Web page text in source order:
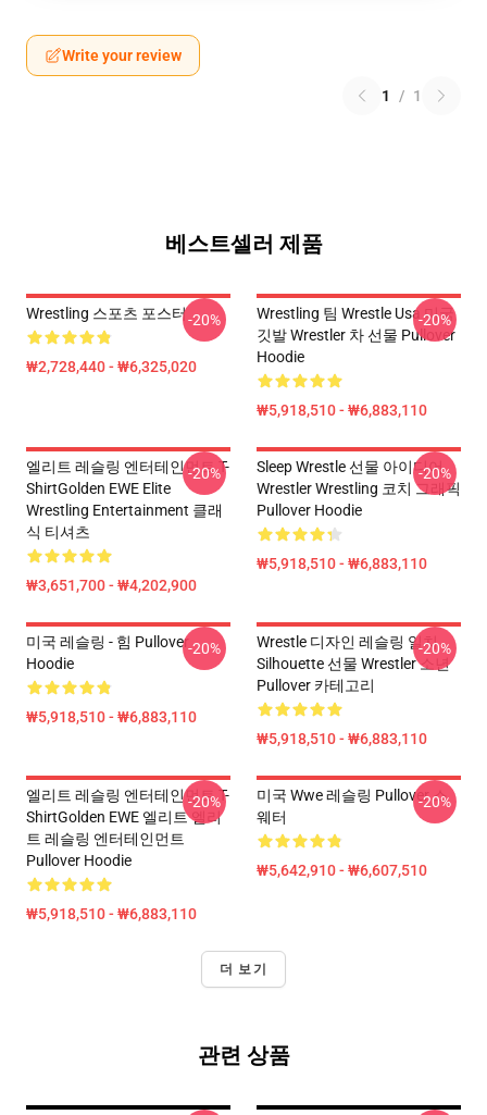
Write your review
1 / 1
베스트셀러 제품
Wrestling 스포츠 포스터
₩2,728,440 - ₩6,325,020
-20%
Wrestling 팀 Wrestle Usa 미국
깃발 Wrestler 차 선물 Pullover
Hoodie
₩5,918,510 - ₩6,883,110
-20%
엘리트 레슬링 엔터테인먼트 T-
ShirtGolden EWE Elite
Wrestling Entertainment 클래
식 티셔츠
₩3,651,700 - ₩4,202,900
-20%
Sleep Wrestle 선물 아이디어
Wrestler Wrestling 코치 그래픽
Pullover Hoodie
₩5,918,510 - ₩6,883,110
-20%
미국 레슬링 - 힘 Pullover
Hoodie
₩5,918,510 - ₩6,883,110
-20%
Wrestle 디자인 레슬링 일치
Silhouette 선물 Wrestler 소년
Pullover 카테고리
₩5,918,510 - ₩6,883,110
-20%
엘리트 레슬링 엔터테인먼트 T-
ShirtGolden EWE 엘리트 엘리
트 레슬링 엔터테인먼트
Pullover Hoodie
₩5,918,510 - ₩6,883,110
-20%
미국 Wwe 레슬링 Pullover 스
웨터
₩5,642,910 - ₩6,607,510
-20%
더 보기
관련 상품